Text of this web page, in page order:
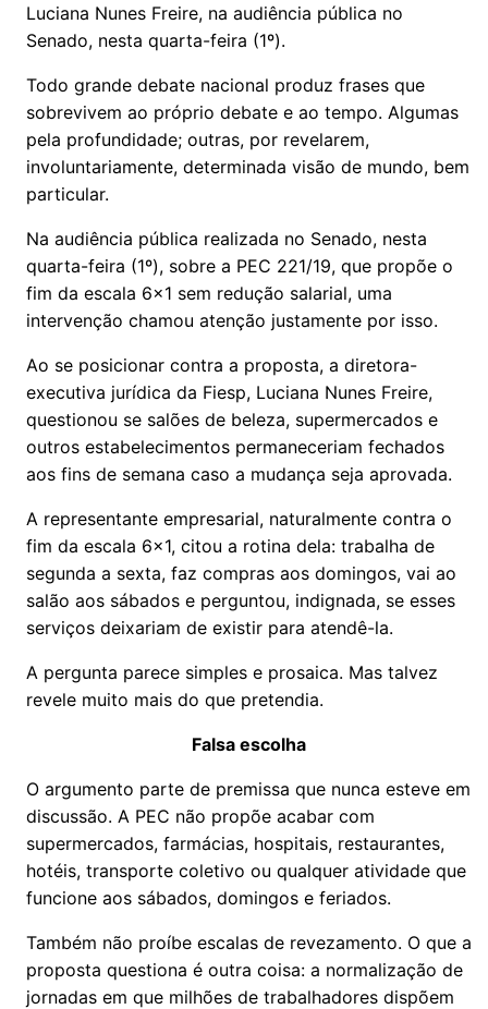
Luciana Nunes Freire, na audiência pública no
Senado, nesta quarta-feira (1º).
Todo grande debate nacional produz frases que
sobrevivem ao próprio debate e ao tempo. Algumas
pela profundidade; outras, por revelarem,
involuntariamente, determinada visão de mundo, bem
particular.
Na audiência pública realizada no Senado, nesta
quarta-feira (1º), sobre a PEC 221/19, que propõe o
fim da escala 6x1 sem redução salarial, uma
intervenção chamou atenção justamente por isso.
Ao se posicionar contra a proposta, a diretora-
executiva jurídica da Fiesp, Luciana Nunes Freire,
questionou se salões de beleza, supermercados e
outros estabelecimentos permaneceriam fechados
aos fins de semana caso a mudança seja aprovada.
A representante empresarial, naturalmente contra o
fim da escala 6x1, citou a rotina dela: trabalha de
segunda a sexta, faz compras aos domingos, vai ao
salão aos sábados e perguntou, indignada, se esses
serviços deixariam de existir para atendê-la.
A pergunta parece simples e prosaica. Mas talvez
revele muito mais do que pretendia.
Falsa escolha
O argumento parte de premissa que nunca esteve em
discussão. A PEC não propõe acabar com
supermercados, farmácias, hospitais, restaurantes,
hotéis, transporte coletivo ou qualquer atividade que
funcione aos sábados, domingos e feriados.
Também não proíbe escalas de revezamento. O que a
proposta questiona é outra coisa: a normalização de
jornadas em que milhões de trabalhadores dispõem